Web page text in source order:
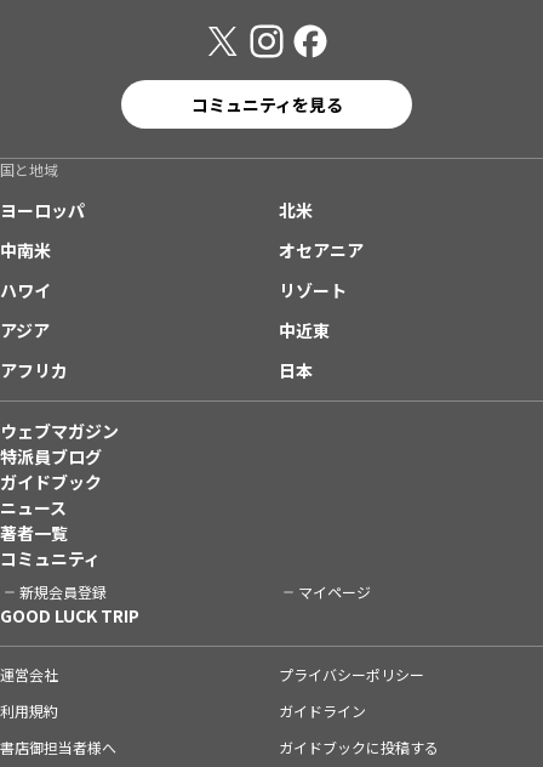
コミュニティを見る
国と地域
ヨーロッパ
北米
中南米
オセアニア
ハワイ
リゾート
アジア
中近東
アフリカ
日本
ウェブマガジン
特派員ブログ
ガイドブック
ニュース
著者一覧
コミュニティ
新規会員登録 マイページ
GOOD LUCK TRIP
運営会社
プライバシーポリシー
利用規約
ガイドライン
書店御担当者様へ
ガイドブックに投稿する